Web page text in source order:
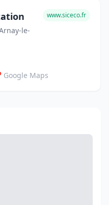
le-
www.siceco.fr
Google Maps